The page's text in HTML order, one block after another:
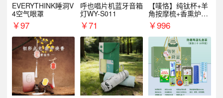
EVERYTHINK睡洞V
4空气眼罩
￥97
呼也唱片机蓝牙音箱
灯WY-S011
￥71
【唛恪】纯钛杯+羊
角按摩梳+香熏炉
+气垫梳
￥996